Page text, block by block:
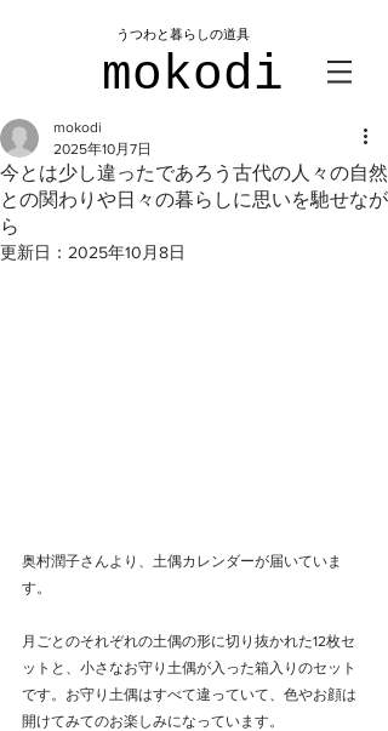
mokodi
​うつわと暮らしの道具
今とは少し違ったであろう古代の人々の自然
との関わりや日々の暮らしに思いを馳せなが
ら
mokodi
2025年10月7日
更新日： 2025年10月8日
奥村潤子さんより、土偶カレンダーが届いていま
す。
月ごとのそれぞれの土偶の形に切り抜かれた12枚セ
ットと、小さなお守り土偶が入った箱入りのセット
です。お守り土偶はすべて違っていて、色やお顔は
開けてみてのお楽しみになっています。